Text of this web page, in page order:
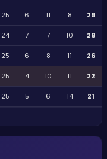
25 6 11 8 29
24 7 7 10 28
25 6 8 11 26
25 4 10 11 22
25 5 6 14 21